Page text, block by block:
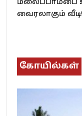
மலைப்பாம்பை
வைரலாகும்
கோயில்கள்